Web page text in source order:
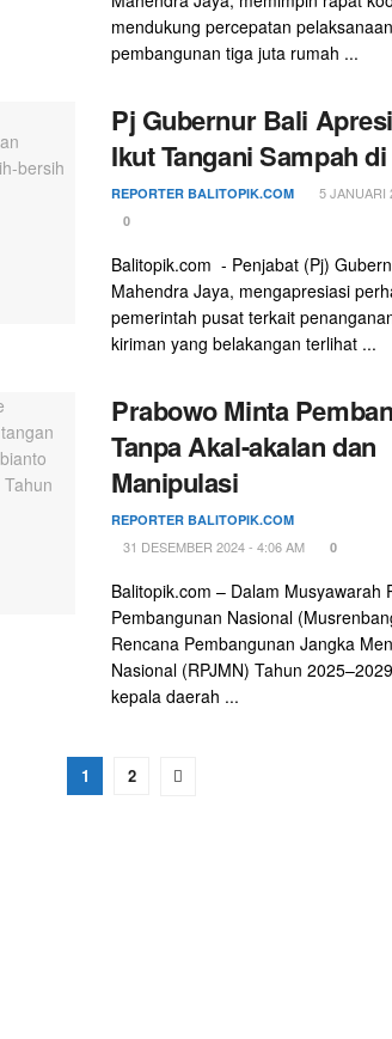
mendukung percepatan
pembangunan tiga juta rumah ...
Pj Gubernur Bali
Ikut Tangani Sampah
REPORTER BALITOPIK.COM 5 JANUARI
0
Balitopik.com - Penjabat (Pj)
Mahendra Jaya, mengapresiasi
pemerintah pusat terkait
kiriman yang belakangan terlihat ...
Prabowo Minta
Tanpa Akal-akalan dan
Manipulasi
REPORTER BALITOPIK.COM
31 DESEMBER 2024 - 4:06 AM 0
Balitopik.com – Dalam Musyawarah
Pembangunan Nasional
Rencana Pembangunan Jangka
Nasional (RPJMN) Tahun
kepala daerah ...
1 2